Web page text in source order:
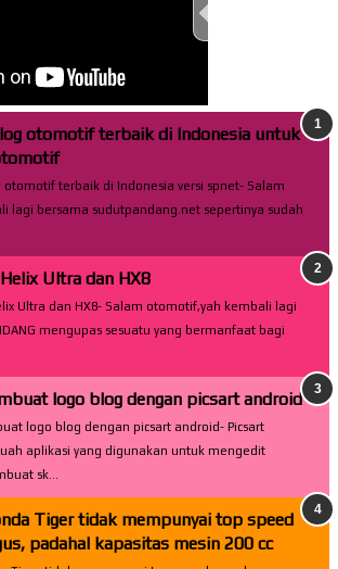
otomotif terbaik di Indonesia untuk
otomotif terbaik di Indonesia versi spnet- Salam
lagi bersama sudutpandang.net sepertinya sudah
Ultra dan HX8
Ultra dan HX8- Salam otomotif,yah kembali lagi
mengupas sesuatu yang bermanfaat bagi
logo blog dengan picsart android
logo blog dengan picsart android- Picsart
aplikasi yang digunakan untuk mengedit
sk...
Tiger tidak mempunyai top speed
padahal kapasitas mesin 200 cc